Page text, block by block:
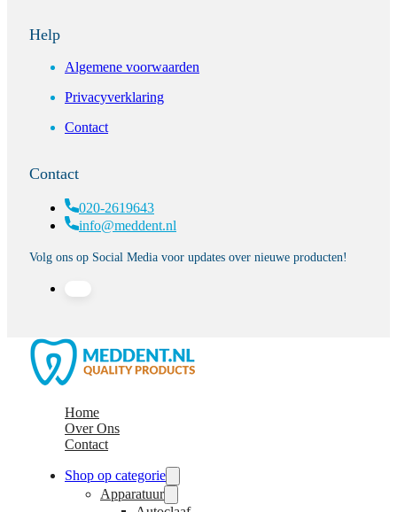
Help
Algemene voorwaarden
Privacyverklaring
Contact
Contact
020-2619643
info@meddent.nl
Volg ons op Social Media voor updates over nieuwe producten!
Home
Over Ons
Contact
Shop op categorie
Apparatuur